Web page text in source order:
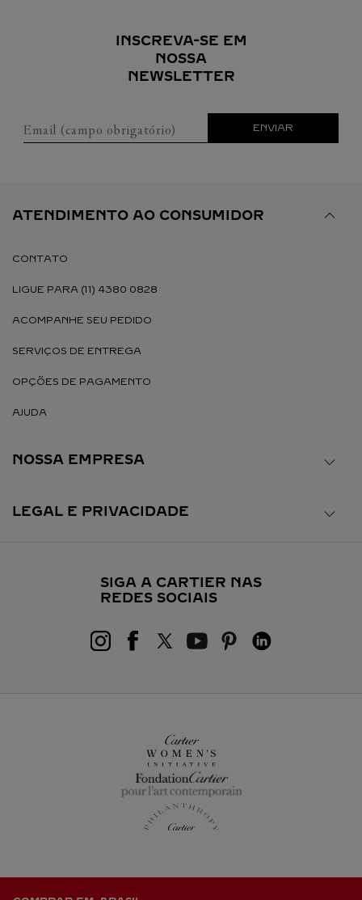
INSCREVA-SE EM
NOSSA
NEWSLETTER
Email (campo obrigatório) ENVIAR
ATENDIMENTO AO CONSUMIDOR
CONTATO
LIGUE PARA (11) 4380 0828
ACOMPANHE SEU PEDIDO
SERVIÇOS DE ENTREGA
OPÇÕES DE PAGAMENTO
AJUDA
NOSSA EMPRESA
LEGAL E PRIVACIDADE
SIGA A CARTIER NAS
REDES SOCIAIS